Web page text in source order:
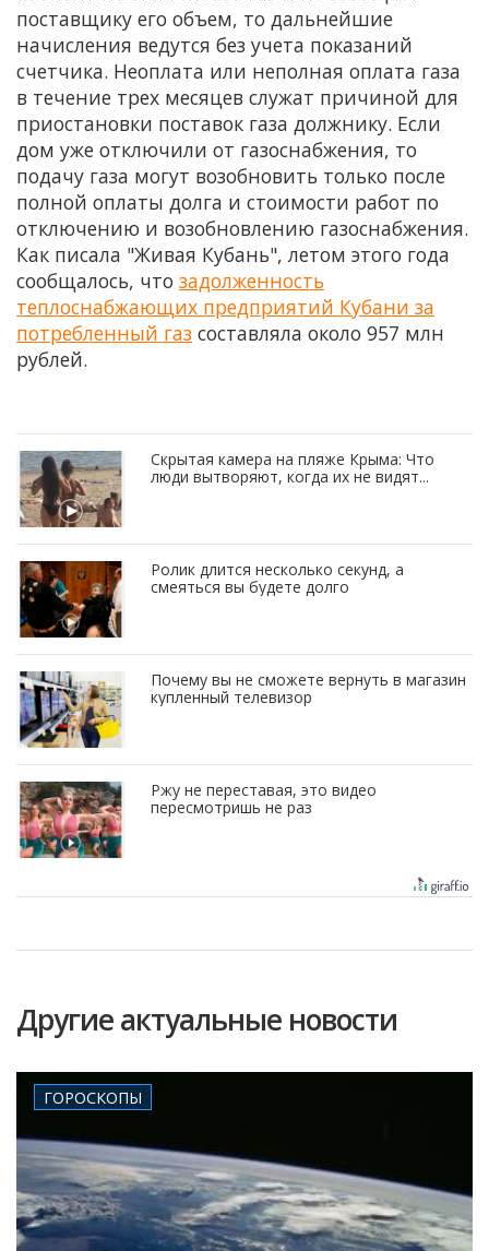
поставщику его объем, то дальнейшие
начисления ведутся без учета показаний
счетчика. Неоплата или неполная оплата газа
в течение трех месяцев служат причиной для
приостановки поставок газа должнику. Если
дом уже отключили от газоснабжения, то
подачу газа могут возобновить только после
полной оплаты долга и стоимости работ по
отключению и возобновлению газоснабжения.
Как писала "Живая Кубань", летом этого года
сообщалось, что задолженность
теплоснабжающих предприятий Кубани за
потребленный газ составляла около 957 млн
рублей.
Скрытая камера на пляже Крыма: Что
люди вытворяют, когда их не видят...
Ролик длится несколько секунд, а
смеяться вы будете долго
Почему вы не сможете вернуть в магазин
купленный телевизор
Ржу не переставая, это видео
пересмотришь не раз
Другие актуальные новости
ГОРОСКОПЫ